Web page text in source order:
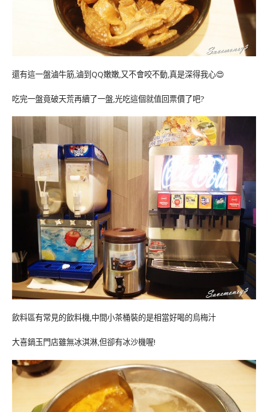
還有這一盤滷牛筋,滷到QQ嫩嫩,又不會咬不動,真是深得我心😍
吃完一盤竟破天荒再續了一盤,光吃這個就值回票價了吧?
飲料區有常見的飲料機,中間小茶桶裝的是相當好喝的烏梅汁
大喜鍋玉門店雖無冰淇淋,但卻有冰沙機喔!